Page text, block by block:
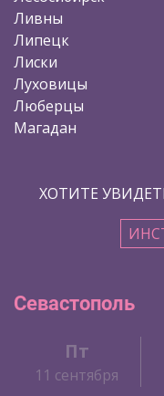
Ливны
Липецк
Лиски
Луховицы
Люберцы
Магадан
ХОТИТЕ
Севастополь
Пт
11 сентября